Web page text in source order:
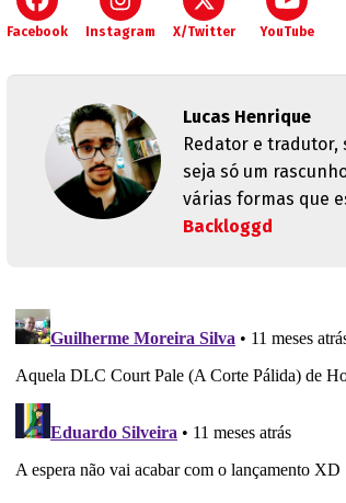
Facebook Instagram X/Twitter YouTube
Lucas Henrique
Redator e tradutor,
seja só um
várias formas que
Backloggd